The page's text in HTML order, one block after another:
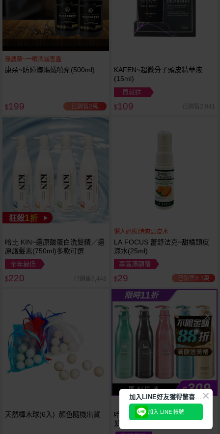
無農藥~一噴消滅害蟲
康朵~防蟑螂螞蟻噴劑(500ml)
$199 已銷售2萬
KAFEN~超微分子頭皮精華液
(15ml)
買就送
$109 已銷售2,041
狂殺1折
哈比 KIN~還原酸蛋白洗髮精／還
原護髮素(750ml)多款可選
全年最低
$220 已銷售7,448
懶人必備!清爽頭皮水
LA FOCUS 蕾舒法克~甜橘頭皮
涼水(25ml)
專區滿額贈
$29 已銷售6.3萬
天然樟木球(6入) 顏色隨機出貨
限時11折
即 刻 開 搶 $309
哈比 KIN~卡碧絲頂級洗髮精／護
髮素／沐浴乳(900ml) 款式可選
加
入LINE好友獲得驚喜折扣!
加入 LINE 帳號